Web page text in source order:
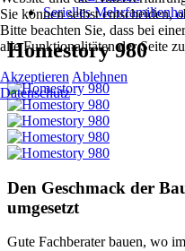
Serielles
Homestory 980
Den Geschmack der
umgesetzt
Gute Fachberater bauen, wo
Sie können selbst entscheiden,
Bitte beachten Sie, dass bei
alle Funktionalitäten der Seite
Akzeptieren Ablehnen
Datenschutz